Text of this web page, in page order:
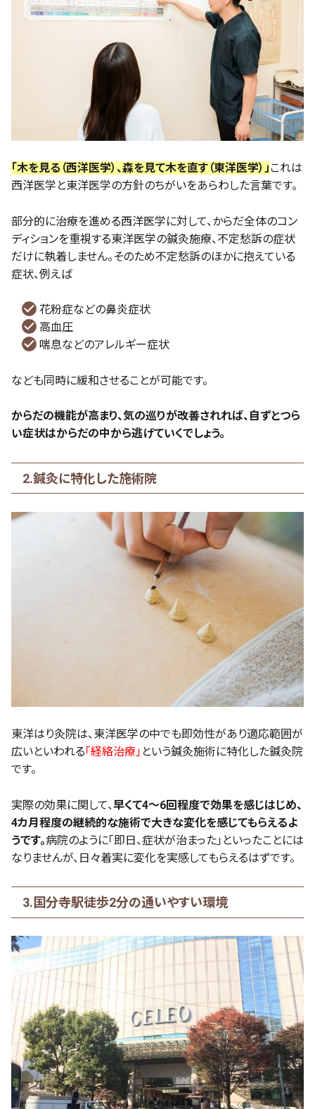
「木を見る（西洋医学）、森を見て木を直す（東洋医学）」 これは
西洋医学と東洋医学の方針のちがいをあらわした言葉です。
部分的に治療を進める西洋医学に対して、からだ全体のコン
ディションを重視する東洋医学の鍼灸施療、不定愁訴の症状
だけに執着しません。そのため不定愁訴のほかに抱えている
症状、例えば
花粉症などの鼻炎症状
高血圧
喘息などのアレルギー症状
なども同時に緩和させることが可能です。
からだの機能が高まり、気の巡りが改善されれば、自ずとつら
い症状はからだの中から逃げていくでしょう。
2.鍼灸に特化した施術院
東洋はり灸院は、東洋医学の中でも即効性があり適応範囲が
広いといわれる「経絡治療」 という鍼灸施術に特化した鍼灸院
です。
実際の効果に関して、早くて4～6回程度で効果を感じはじめ、
4カ月程度の継続的な施術で大きな変化を感じてもらえるよ
うです。病院のように「即日、症状が治まった」といったことには
なりませんが、日々着実に変化を実感してもらえるはずです。
3.国分寺駅徒歩2分の通いやすい環境